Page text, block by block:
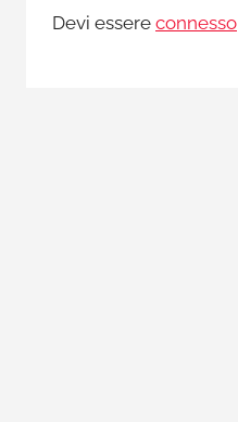
,Devi essere connesso